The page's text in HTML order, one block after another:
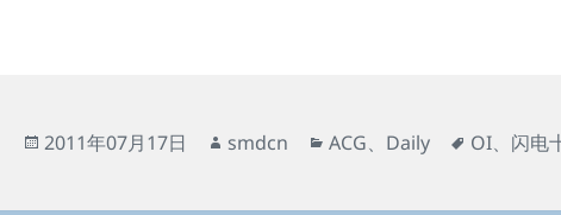
发
2011年07月17日
作
smdcn
分
ACG、 Daily
标
OI、 闪电